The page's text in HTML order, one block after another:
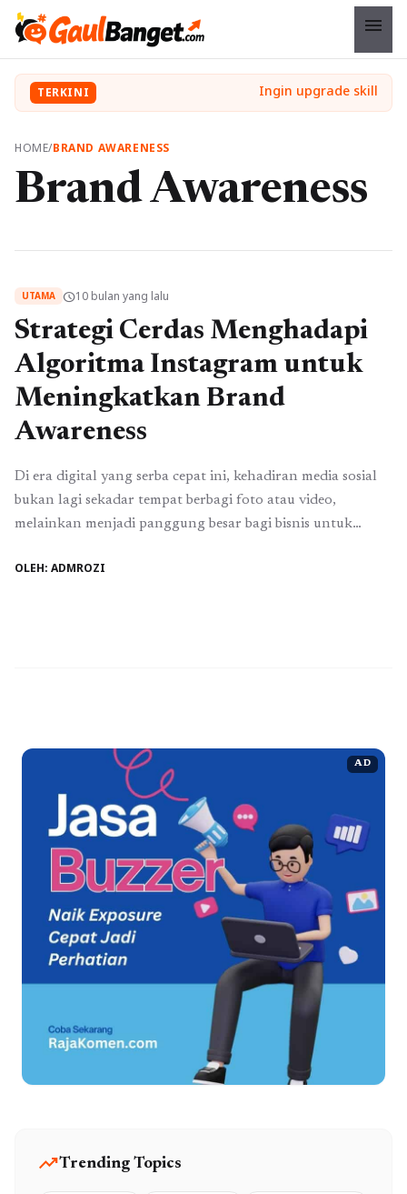
menu
TERKINI
HOME/BRAND AWARENESS
Brand Awareness
UTAMA schedule10 bulan yang lalu
Strategi Cerdas Menghadapi
Algoritma Instagram untuk
Meningkatkan Brand
Awareness
Di era digital yang serba cepat ini, kehadiran media sosial
bukan lagi sekadar tempat berbagi foto atau video,
melainkan menjadi panggung besar bagi bisnis untuk
miliaran pengguna aktif setiap bulannya, telah menjadi
OLEH: ADMROZI
AD
trending_upTrending Topics